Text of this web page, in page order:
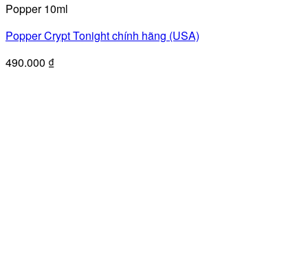
Popper 10ml
Popper Crypt Tonight chính hãng (USA)
490.000 ₫